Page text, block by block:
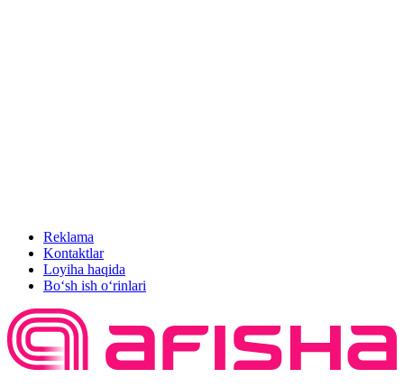
Reklama
Kontaktlar
Loyiha haqida
Bo‘sh ish o‘rinlari